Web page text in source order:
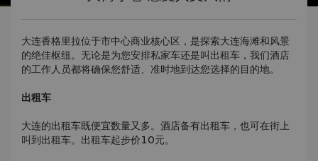
大连香格里拉位于市中心商业核心区，是探索大连海滩和风景
的绝佳枢纽。无论是为您安排私家车还是叫出租车，我们酒店
的工作人员都将确保您舒适、准时地到达您选择的目的地。
出租车
大连的出租车既便宜数量又多。酒店备有出租车，也可在街上
叫到出租车。出租车起步价10元。